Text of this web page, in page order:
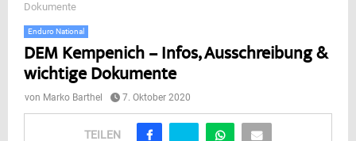
Dokumente
Enduro National
DEM Kempenich – Infos, Ausschreibung &
wichtige Dokumente
von Marko Barthel 7. Oktober 2020
TEILEN